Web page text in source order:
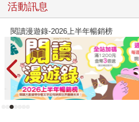
活動訊息
閱讀漫遊錄-2026上半年暢銷榜